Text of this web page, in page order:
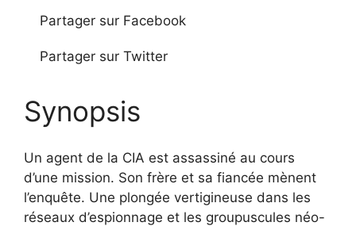
Partager sur Facebook
Partager sur Twitter
Synopsis
Un agent de la CIA est assassiné au cours
d’une mission. Son frère et sa fiancée mènent
l’enquête. Une plongée vertigineuse dans les
réseaux d’espionnage et les groupuscules néo-